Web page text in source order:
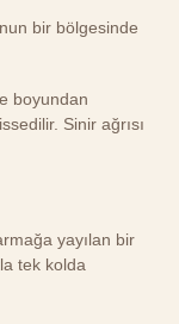
bir bölgesinde
boyundan
Sinir ağrısı
yayılan bir
tek kolda